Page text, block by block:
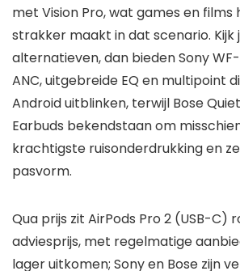
met Vision Pro, wat games en films
strakker maakt in dat scenario. Kijk
alternatieven, dan bieden Sony
ANC, uitgebreide EQ en multipoint
Android uitblinken, terwijl Bose
Earbuds bekendstaan om
krachtigste ruisonderdrukking en
pasvorm.
Qua prijs zit AirPods Pro 2 (USB-C)
adviesprijs, met regelmatige
lager uitkomen; Sony en Bose zijn